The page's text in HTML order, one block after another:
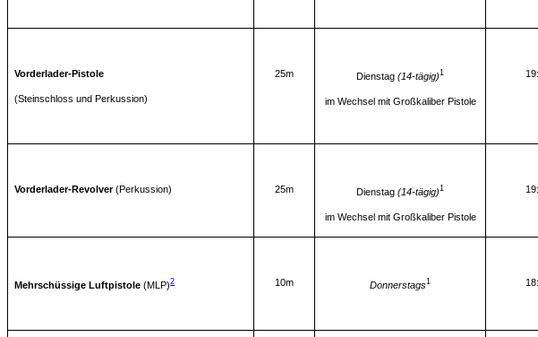
Vorderlader-Pistole
(Steinschloss und Perkussion)
25m Dienstag (14-tägig)1
im Wechsel mit Großkaliber Pistole
Vorderlader-Revolver(Perkussion) 25m Dienstag (14-tägig)1
im Wechsel mit Großkaliber Pistole
Mehrschüssige Luftpistole (MLP)2 10m Donnerstags1